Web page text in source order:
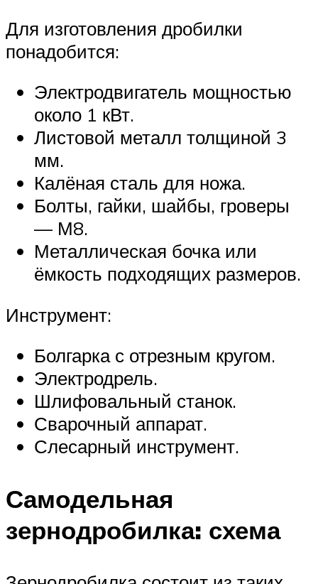
Для изготовления дробилки
понадобится:
Электродвигатель мощностью
около 1 кВт.
Листовой металл толщиной 3
мм.
Калёная сталь для ножа.
Болты, гайки, шайбы, гроверы
— М8.
Металлическая бочка или
ёмкость подходящих размеров.
Инструмент:
Болгарка с отрезным кругом.
Электродрель.
Шлифовальный станок.
Сварочный аппарат.
Слесарный инструмент.
Самодельная
зернодробилка: схема